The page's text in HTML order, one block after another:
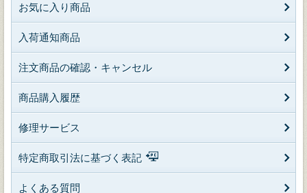
お気に入り商品
入荷通知商品
注文商品の確認・キャンセル
商品購入履歴
修理サービス
特定商取引法に基づく表記
よくある質問